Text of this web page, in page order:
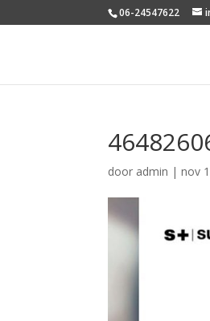
06-24547622
door admin |nov